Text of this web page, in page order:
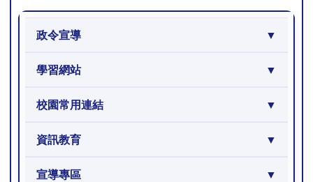
政令宣導
學習網站
校園常用連結
資訊教育
宣導專區